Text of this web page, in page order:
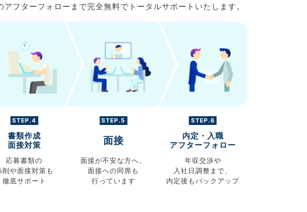
フターフォローまで完全無料でトータルサポートいたします。
STEP.4
書類作成
面接対策
応募書類の
削や面接対策も
徹底サポート
STEP.5
面接
面接が不安な方へ、
面接への同席も
行っています
STEP.6
内定・入職
アフターフォロー
年収交渉や
入社日調整まで、
内定後もバックアップ